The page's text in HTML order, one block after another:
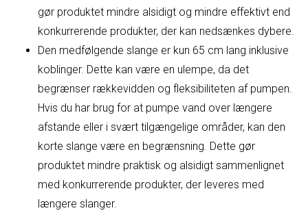
gør produktet mindre alsidigt og mindre effektivt end
konkurrerende produkter, der kan nedsænkes dybere.
Den medfølgende slange er kun 65 cm lang inklusive
koblinger. Dette kan være en ulempe, da det
begrænser rækkevidden og fleksibiliteten af pumpen.
Hvis du har brug for at pumpe vand over længere
afstande eller i svært tilgængelige områder, kan den
korte slange være en begrænsning. Dette gør
produktet mindre praktisk og alsidigt sammenlignet
med konkurrerende produkter, der leveres med
længere slanger.